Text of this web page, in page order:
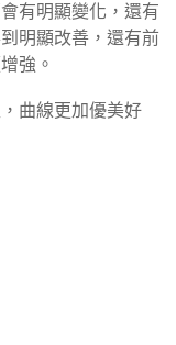
有明顯變化，還有
明顯改善，還有前
強。
曲線更加優美好